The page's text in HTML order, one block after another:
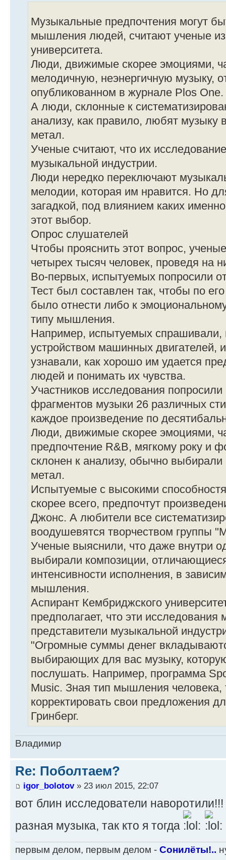
Музыкальные предпочтения могут
мышления людей, считают ученые
университета.
Люди, движимые скорее эмоциями,
мелодичную, неэнергичную музыку,
опубликованном в журнале Plos One.
А люди, склонные к
анализу, как правило, любят музыку
метал.
Ученые считают, что их
музыкальной индустрии.
Люди нередко переключают
мелодии, которая им нравится. Но
загадкой, под влиянием каких
этот выбор.
Опрос слушателей
Чтобы прояснить этот вопрос,
четырех тысяч человек, проведя на
Во-первых, испытуемых попросили
Тест был составлен так, чтобы по
было отнести либо к
типу мышления.
Например, испытуемых спрашивали,
устройством машинных двигателей, и
узнавали, как хорошо им удается
людей и понимать их чувства.
Участников исследования
фрагментов музыки 26 различных
каждое произведение по
Люди, движимые скорее эмоциями,
предпочтение R&B, мягкому року и
склонен к анализу, обычно
метал.
Испытуемые с высокими
скорее всего, предпочтут
Джонс. А любители все
воодушевятся творчеством группы
Ученые выяснили, что даже внутри
выбирали композиции,
интенсивности исполнения, в
мышления.
Аспирант Кембриджского
предполагает, что эти исследования
представители музыкальной
"Огромные суммы денег
выбирающих для вас музыку,
послушать. Например, программа
Music. Зная тип мышления
корректировать свои предложения
Гринберг.
Владимир
Re: Поболтаем?
igor_bolotov» 23 июл 2015, 22:07
вот блин исследователи
разная музыка, так кто я тогда
первым делом, первым делом - Сонилёты!..